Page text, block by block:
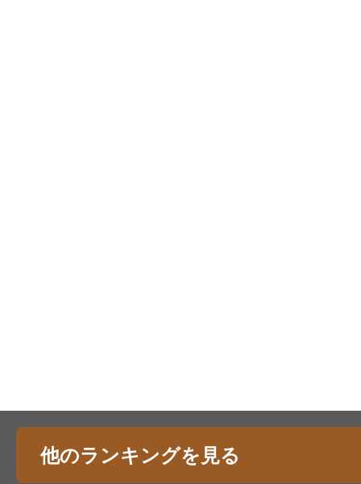
他のランキングを見る